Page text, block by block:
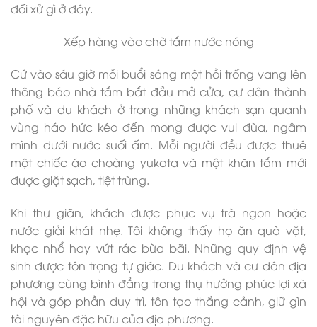
đối xử gì ở đây.
Xếp hàng vào chờ tắm nước nóng
Cứ vào sáu giờ mỗi buổi sáng một hồi trống vang lên
thông báo nhà tắm bắt đầu mở cửa, cư dân thành
phố và du khách ở trong những khách sạn quanh
vùng háo hức kéo đến mong được vui đùa, ngâm
mình dưới nước suối ấm. Mỗi người đều được thuê
một chiếc áo choàng yukata và một khăn tắm mới
được giặt sạch, tiệt trùng.
Khi thư giãn, khách được phục vụ trà ngon hoặc
nước giải khát nhẹ. Tôi không thấy họ ăn quà vặt,
khạc nhổ hay vứt rác bừa bãi. Những quy định vệ
sinh được tôn trọng tự giác. Du khách và cư dân địa
phương cùng bình đẳng trong thụ hưởng phúc lợi xã
hội và góp phần duy trì, tôn tạo thắng cảnh, giữ gìn
tài nguyên đặc hữu của địa phương.